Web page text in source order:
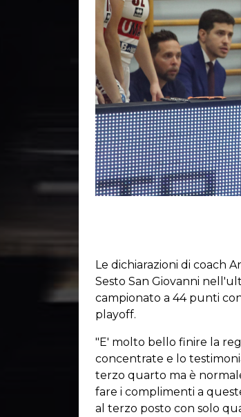
Le dichiarazioni di coach
Sesto San Giovanni
campionato a 44 punti
playoff.
"E' molto bello finire la
concentrate e lo
terzo quarto ma è
fare i complimenti a
al terzo posto con solo